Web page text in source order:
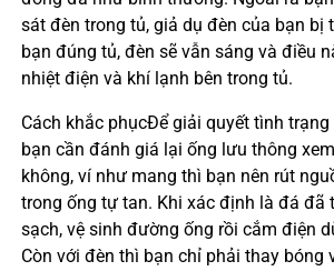
sát đèn trong tủ, giả dụ đèn của bạn bị
bạn đúng tủ, đèn sẽ vẫn sáng và điều
nhiệt điện và khí lạnh bên trong tủ.
Cách khắc phụcĐể giải quyết tình
bạn cần đánh giá lại ống lưu thông
không, ví như mang thì bạn nên rút
trong ống tự tan. Khi xác định là đá đã
sạch, vệ sinh đường ống rồi cắm điện
Còn với đèn thì bạn chỉ phải thay bóng